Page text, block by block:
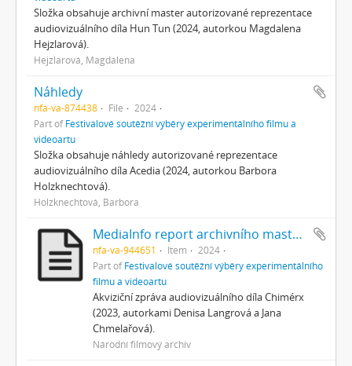
Složka obsahuje archivní master autorizované reprezentace
audiovizuálního díla Hun Tun (2024, autorkou Magdalena
Hejzlarová).
Hejzlarová, Magdalena
Náhledy
nfa-va-874438 File
2024
Part ofFestivalové soutěžní výběry experimentálního filmu a
videoartu
Složka obsahuje náhledy autorizované reprezentace
audiovizuálního díla Acedia (2024, autorkou Barbora
Holzknechtová).
Holzknechtová, Barbora
MediaInfo report archivního masteru
nfa-va-944651 Item
2024
Part ofFestivalové soutěžní výběry experimentálního
filmu a videoartu
Akviziční zpráva audiovizuálního díla Chimérx
(2023, autorkami Denisa Langrová a Jana
Chmelařová).
Národní filmový archiv